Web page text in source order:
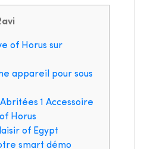
of Horus sur
appareil pour sous
1 Accessoire
Horus
of Egypt
smart démo